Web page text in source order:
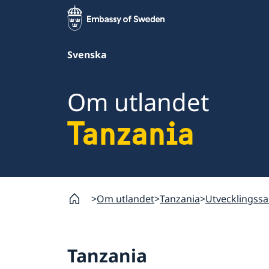
Svenska
Om utlandet
Tanzania
Om utlandet Tanzania
Tanzania